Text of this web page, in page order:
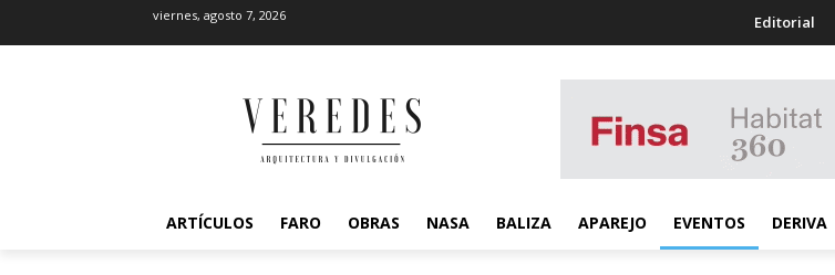
viernes, agosto 7, 2026 Editorial
ARTÍCULOS FARO OBRAS NASA BALIZA APAREJO EVENTOS DERIVA